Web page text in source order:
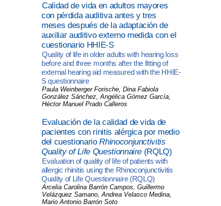
Calidad de vida en adultos mayores
con pérdida auditiva antes y tres
meses después de la adaptación de
auxiliar auditivo externo medida con el
cuestionario HHIE-S
Quality of life in older adults with hearing loss
before and three months after the fitting of
external hearing aid measured with the HHIE-
S questionnaire
Paula Weinberger Forische, Dina Fabiola
González Sánchez, Angélica Gómez García,
Héctor Manuel Prado Calleros
Evaluación de la calidad de vida de
pacientes con rinitis alérgica por medio
del cuestionarioRhinoconjunctivitis
Quality of Life Questionnaire (RQLQ)
Evaluation of quality of life of patients with
allergic rhinitis using the Rhinoconjunctivitis
Quality of Life Questionnaire (RQLQ)
Arcelia Carolina Barrón Campos, Guillermo
Velázquez Samano, Andrea Velasco Medina,
Mario Antonio Barrón Soto